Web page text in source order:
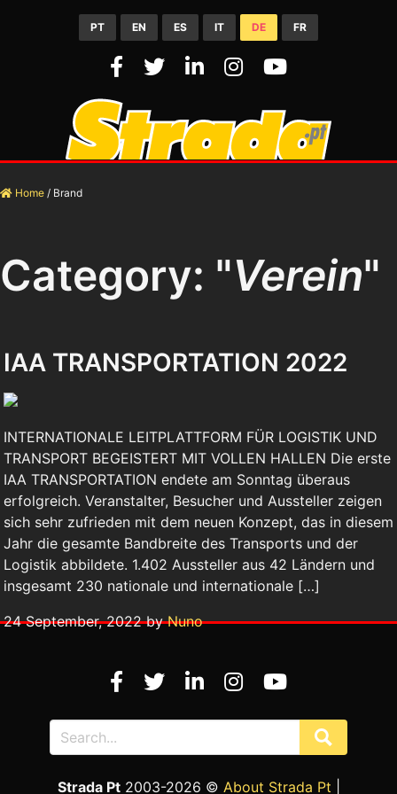
PT EN ES IT DE FR
Home / Brand
Category: "Verein"
IAA TRANSPORTATION 2022
INTERNATIONALE LEITPLATTFORM FÜR LOGISTIK UND
TRANSPORT BEGEISTERT MIT VOLLEN HALLEN Die erste
IAA TRANSPORTATION endete am Sonntag überaus
erfolgreich. Veranstalter, Besucher und Aussteller zeigen
sich sehr zufrieden mit dem neuen Konzept, das in diesem
Jahr die gesamte Bandbreite des Transports und der
Logistik abbildete. 1.402 Aussteller aus 42 Ländern und
insgesamt 230 nationale und internationale […]
24 September, 2022 byNuno
Strada Pt2003-2026 © About Strada Pt